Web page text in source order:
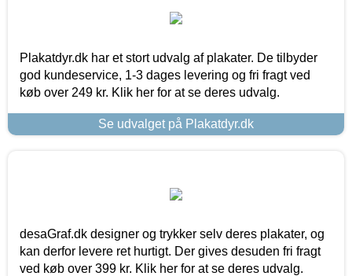
Plakatdyr.dk har et stort udvalg af plakater. De tilbyder
god kundeservice, 1-3 dages levering og fri fragt ved
køb over 249 kr. Klik her for at se deres udvalg.
Se udvalget på Plakatdyr.dk
desaGraf.dk designer og trykker selv deres plakater, og
kan derfor levere ret hurtigt. Der gives desuden fri fragt
ved køb over 399 kr. Klik her for at se deres udvalg.